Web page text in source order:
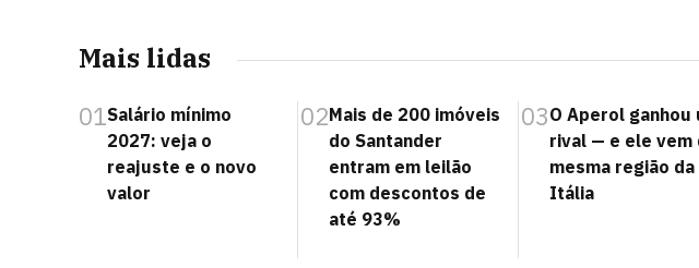
Mais lidas
01Salário mínimo
2027: veja o
reajuste e o novo
valor
02Mais de 200 imóveis
do Santander
entram em leilão
com descontos de
até 93%
03O Aperol ganhou
rival — e ele vem
mesma região da
Itália